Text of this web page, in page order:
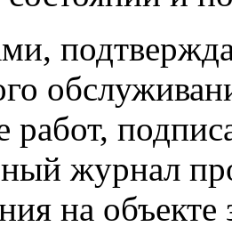
работ,
журнал
на